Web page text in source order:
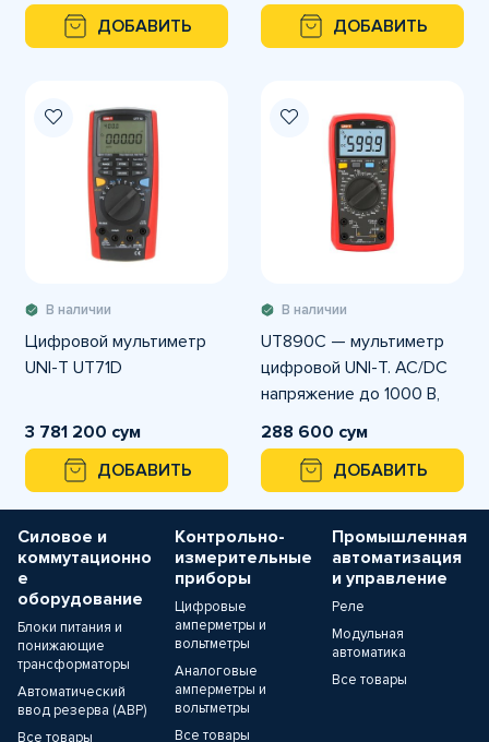
ДОБАВИТЬ
ДОБАВИТЬ
В наличии
Цифровой мультиметр
UNI-T UT71D
3 781 200 сум
ДОБАВИТЬ
В наличии
UT890C — мультиметр
цифровой UNI-T. AC/DC
напряжение до 1000 В,
ток до 20 А,
сопротивление / ёмкость
/ частота; авто/ручной
диапазон
288 600 сум
ДОБАВИТЬ
Силовое и
коммутационно
е
оборудование
Блоки питания и
понижающие
трансформаторы
Автоматический
ввод резерва (АВР)
Все товары
Контрольно-
измерительные
приборы
Цифровые
амперметры и
вольтметры
Аналоговые
амперметры и
вольтметры
Все товары
Промышленная
автоматизация
и управление
Реле
Модульная
автоматика
Все товары